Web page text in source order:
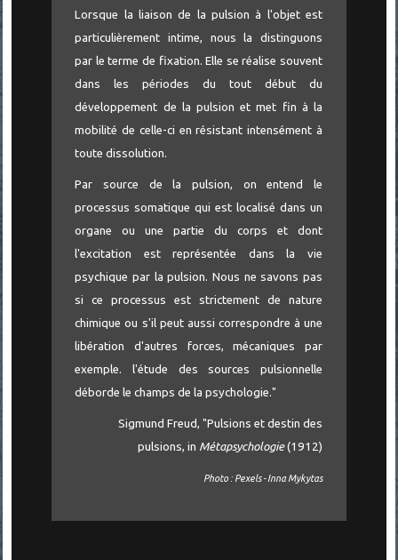
Lorsque la liaison de la pulsion à l'objet est
particulièrement intime, nous la distinguons
par le terme de fixation. Elle se réalise souvent
dans les périodes du tout début du
développement de la pulsion et met fin à la
mobilité de celle-ci en résistant intensément à
toute dissolution.
Par source de la pulsion, on entend le
processus somatique qui est localisé dans un
organe ou une partie du corps et dont
l'excitation est représentée dans la vie
psychique par la pulsion. Nous ne savons pas
si ce processus est strictement de nature
chimique ou s'il peut aussi correspondre à une
libération d'autres forces, mécaniques par
exemple. l'étude des sources pulsionnelle
déborde le champs de la psychologie."
Sigmund Freud, "Pulsions et destin des
pulsions, in Métapsychologie(1912)
Photo : Pexels - Inna Mykytas